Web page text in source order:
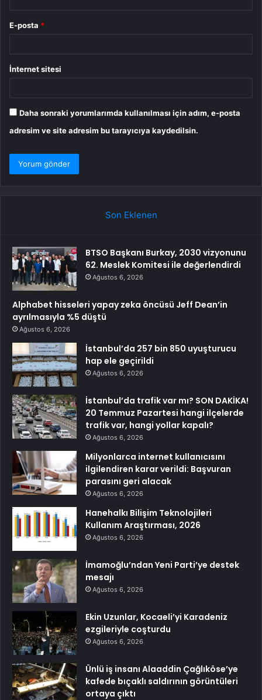
E-posta *
İnternet sitesi
Daha sonraki yorumlarımda kullanılması için adım, e-posta
adresim ve site adresim bu tarayıcıya kaydedilsin.
Son Eklenen
BTSO Başkanı Burkay, 2030 vizyonunu
62. Meslek Komitesi ile değerlendirdi
Ağustos 6, 2026
Alphabet hisseleri yapay zeka öncüsü Jeff Dean’in
ayrılmasıyla %5 düştü
Ağustos 6, 2026
İstanbul’da 257 bin 850 uyuşturucu
hap ele geçirildi
Ağustos 6, 2026
İstanbul’da trafik var mı? SON DAKİKA!
20 Temmuz Pazartesi hangi ilçelerde
trafik var, hangi yollar kapalı?
Ağustos 6, 2026
Milyonlarca internet kullanıcısını
ilgilendiren karar verildi: Başvuran
parasını geri alacak
Ağustos 6, 2026
Hanehalkı Bilişim Teknolojileri
Kullanım Araştırması, 2026
Ağustos 6, 2026
İmamoğlu’ndan Yeni Parti’ye destek
mesajı
Ağustos 6, 2026
Ekin Uzunlar, Kocaeli’yi Karadeniz
ezgileriyle coşturdu
Ağustos 6, 2026
Ünlü iş insanı Alaaddin Çağlıköse’ye
kafede bıçaklı saldırının görüntüleri
ortaya çıktı